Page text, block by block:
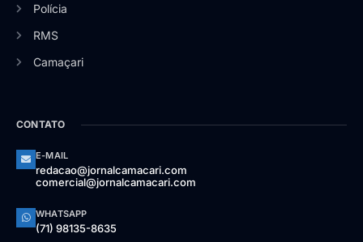
Polícia
RMS
Camaçari
CONTATO
E-MAIL
redacao@jornalcamacari.com
comercial@jornalcamacari.com
WHATSAPP
(71) 98135-8635